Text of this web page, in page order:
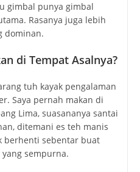
gimbal punya gimbal
Rasanya juga lebih
dominan.
di Tempat Asalnya?
tuh kayak pengalaman
Saya pernah makan di
Lima, suasananya santai
ditemani es teh manis
berhenti sebentar buat
sempurna.